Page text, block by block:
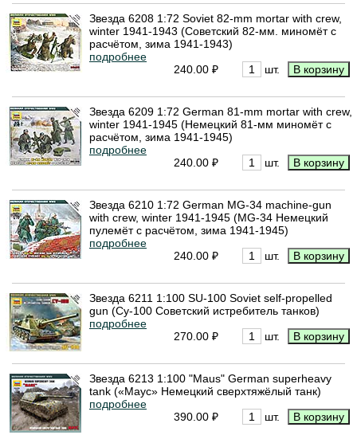
Звезда 6208 1:72 Soviet 82-mm mortar with crew,
winter 1941-1943 (Советский 82-мм. миномёт с
расчётом, зима 1941-1943)
подробнее
240.00 ₽
шт.
Звезда 6209 1:72 German 81-mm mortar with crew,
winter 1941-1945 (Немецкий 81-мм миномёт с
расчётом, зима 1941-1945)
подробнее
240.00 ₽
шт.
Звезда 6210 1:72 German MG-34 machine-gun
with crew, winter 1941-1945 (MG-34 Немецкий
пулемёт с расчётом, зима 1941-1945)
подробнее
240.00 ₽
шт.
Звезда 6211 1:100 SU-100 Soviet self-propelled
gun (Су-100 Советский истребитель танков)
подробнее
270.00 ₽
шт.
Звезда 6213 1:100 "Maus" German superheavy
tank («Маус» Немецкий сверхтяжёлый танк)
подробнее
390.00 ₽
шт.